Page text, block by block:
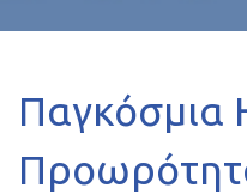
Παγκόσμια